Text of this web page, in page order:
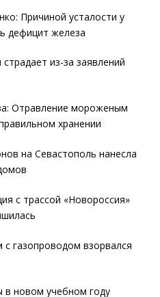
Причиной усталости у
дефицит железа
из-за заявлений
Отравление мороженым
хранении
на Севастополь нанесла
с трассой «Новороссия»
газопроводом взорвался
в новом учебном году